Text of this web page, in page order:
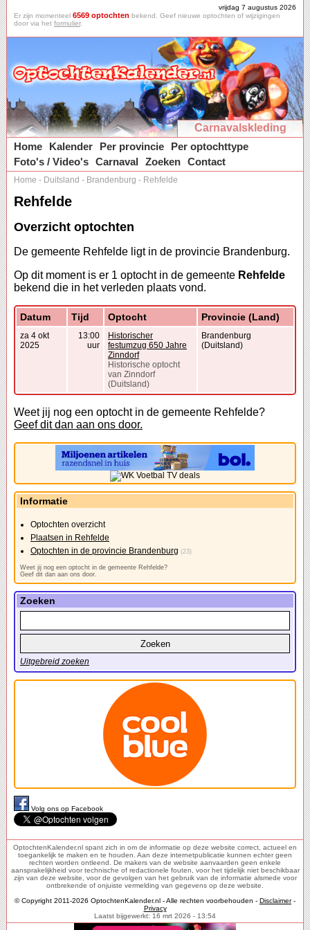
vrijdag 7 augustus 2026
Er zijn momenteel 6569 optochten bekend. Geef nieuwe optochten of wijzigingen
door via het formulier.
Carnavalskleding
Home
Kalender Per provincie
Per optochttype
Foto's / Video's Carnaval Zoeken Contact
Home - Duitsland - Brandenburg - Rehfelde
Rehfelde
Overzicht optochten
De gemeente Rehfelde ligt in de provincie Brandenburg.
Op dit moment is er 1 optocht in de gemeente Rehfelde
bekend die in het verleden plaats vond.
Datum Tijd Optocht Provincie (Land)
za 4 okt
2025
13:00
uur
Historischer
festumzug 650 Jahre
Zinndorf
Historische optocht
van Zinndorf
(Duitsland)
Brandenburg
(Duitsland)
Weet jij nog een optocht in de gemeente Rehfelde?
Geef dit dan aan ons door.
Informatie
Optochten overzicht
Plaatsen in Rehfelde
Optochten in de provincie Brandenburg (23)
Weet jij nog een optocht in de gemeente Rehfelde?
Geef dit dan aan ons door.
Zoeken
Uitgebreid zoeken
Volg ons op Facebook
OptochtenKalender.nl spant zich in om de informatie op deze website correct, actueel en
toegankelijk te maken en te houden. Aan deze internetpublicatie kunnen echter geen
rechten worden ontleend. De makers van de website aanvaarden geen enkele
aansprakelijkheid voor technische of redactionele fouten, voor het tijdelijk niet beschikbaar
zijn van deze website, voor de gevolgen van het gebruik van de informatie alsmede voor
ontbrekende of onjuiste vermelding van gegevens op deze website.
© Copyright 2011-2026 OptochtenKalender.nl - Alle rechten voorbehouden - Disclaimer-
Privacy
Laatst bijgewerkt: 16 mrt 2026 - 13:54